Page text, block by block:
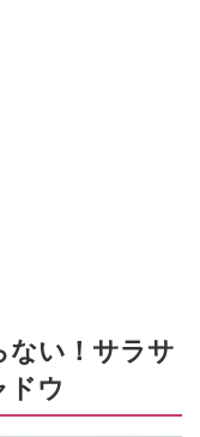
ない！サラサ
ウ